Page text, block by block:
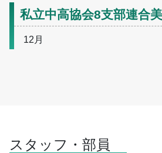
私立中高協会8支部連合
12月
スタッフ・部員